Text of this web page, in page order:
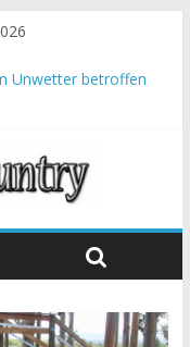
Unwetter betroffen
Bundesliga
und Richards
Seewald führt
XCO-Rennen der